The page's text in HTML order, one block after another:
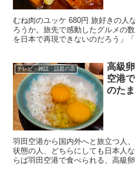
むね肉のユッケ 680円 旅好きの人
ろうか。旅先で感動したグルメの
を日本で再現できないのだろう」
テレビ・雑誌・話題の店
高級
空港
のた
羽田空港から国内外へと旅立つ人
状態の人、どちらにしても日本人
らば羽田空港で食べられる、高級